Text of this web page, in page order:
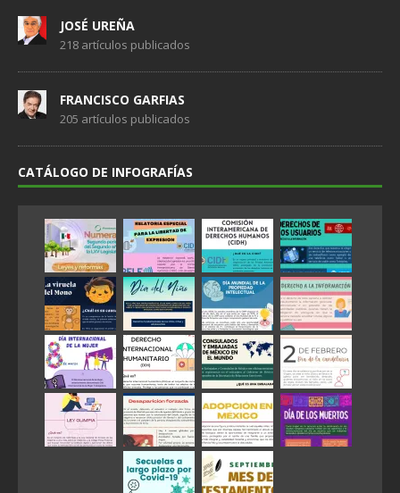
JOSÉ UREÑA
218 artículos publicados
FRANCISCO GARFIAS
205 artículos publicados
CATÁLOGO DE INFOGRAFÍAS